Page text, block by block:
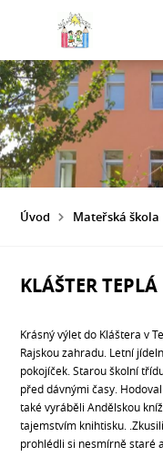
Úvod Mateřská škola
KLÁŠTER TEPLÁ
Krásný výlet do Kláštera v
Rajskou zahradu. Letní
pokojíček. Starou školní
před dávnými časy.
také vyráběli Andělskou
tajemstvím knihtisku.
prohlédli si nesmírně staré